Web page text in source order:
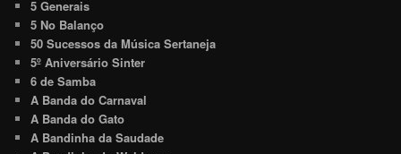
5 Generais
5 No Balanço
50 Sucessos da Música Sertaneja
5º Aniversário Sinter
6 de Samba
A Banda do Carnaval
A Banda do Gato
A Bandinha da Saudade